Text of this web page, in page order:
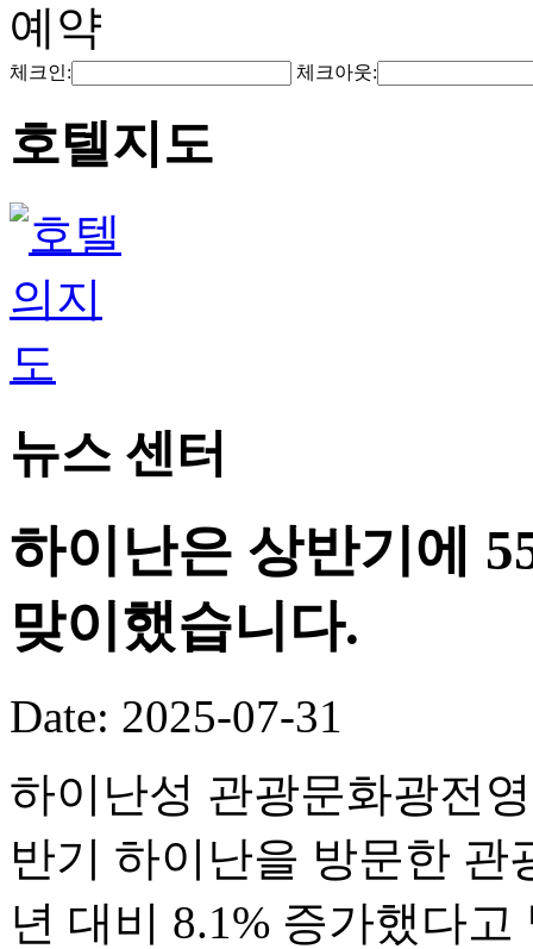
예약
체크인: 체크아웃:
호텔지도
뉴스 센터
하이난은 상반기에
맞이했습니다.
Date: 2025-07-31
하이난성 관광문화광전
반기 하이난을 방문한 관
년 대비 8.1% 증가했다